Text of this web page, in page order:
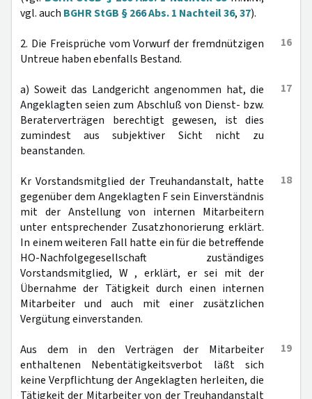
vgl. auch BGHR StGB § 266 Abs. 1 Nachteil 36,37).
16
2. Die Freisprüche vom Vorwurf der fremdnützigen
Untreue haben ebenfalls Bestand.
17
a) Soweit das Landgericht angenommen hat, die
Angeklagten seien zum Abschluß von Dienst- bzw.
Beraterverträgen berechtigt gewesen, ist dies
zumindest aus subjektiver Sicht nicht zu
beanstanden.
18
Kr Vorstandsmitglied der Treuhandanstalt, hatte
gegenüber dem Angeklagten F sein Einverständnis
mit der Anstellung von internen Mitarbeitern
unter entsprechender Zusatzhonorierung erklärt.
In einem weiteren Fall hatte ein für die betreffende
HO-Nachfolgegesellschaft zuständiges
Vorstandsmitglied, W , erklärt, er sei mit der
Übernahme der Tätigkeit durch einen internen
Mitarbeiter und auch mit einer zusätzlichen
Vergütung einverstanden.
19
Aus dem in den Verträgen der Mitarbeiter
enthaltenen Nebentätigkeitsverbot läßt sich
keine Verpflichtung der Angeklagten herleiten, die
Tätigkeit der Mitarbeiter von der Treuhandanstalt